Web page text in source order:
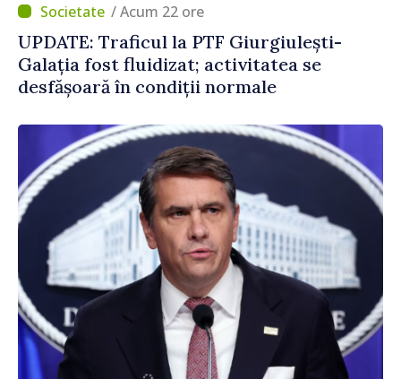
/ Acum 22 ore
UPDATE: Traficul la PTF Giurgiulești-
Galația fost fluidizat; activitatea se
desfășoară în condiții normale